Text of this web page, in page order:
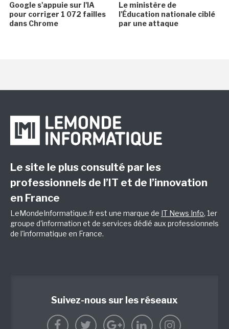
Google s'appuie sur l'IA
pour corriger 1 072 failles
dans Chrome
Le ministère de
l'Éducation nationale ciblé
par une attaque
Le site le plus consulté par les
professionnels de l’IT et de l’innovation
en France
LeMondeInformatique.fr est une marque de IT News Info, 1er
groupe d'information et de services dédié aux professionnels
de l'informatique en France.
Suivez-nous sur les réseaux